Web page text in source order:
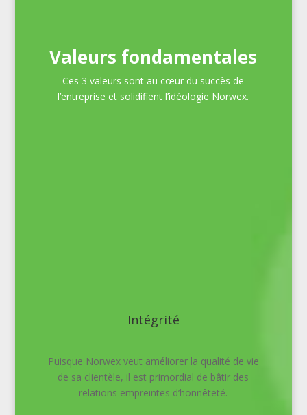
Valeurs fondamentales
Ces 3 valeurs sont au cœur du succès de
l’entreprise et solidifient l’idéologie Norwex.
Intégrité
Puisque Norwex veut améliorer la qualité de vie
de sa clientèle, il est primordial de bâtir des
relations empreintes d’honnêteté.